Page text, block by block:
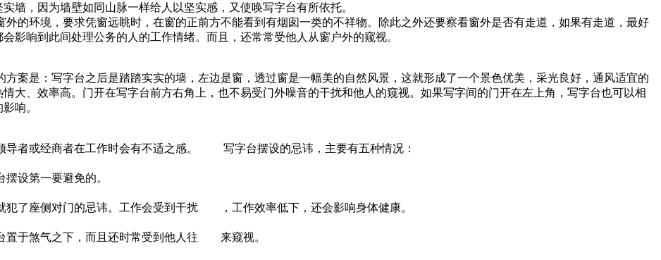
墙，因为墙壁如同山脉一样给人以坚实感，又使唤写字台有所依托。
环境，要求凭窗远眺时，在窗的正前方不能看到有烟囱一类的不祥物。除此之外还要察看窗外是否有走道，如果有走道，最好
影响到此间处理公务的人的工作情绪。而且，还常常受他人从窗户外的窥视。
：写字台之后是踏踏实实的墙，左边是窗，透过窗是一幅美的自然风景，这就形成了一个景色优美，采光良好，通风适宜的
大、效率高。门开在写字台前方右角上，也不易受门外噪音的干扰和他人的窥视。如果写字间的门开在左上角，写字台也可以相
响。
者或经商者在工作时会有不适之感。 写字台摆设的忌讳，主要有五种情况：
设第一要避免的。
座侧对门的忌讳。工作会受到干扰 ，工作效率低下，还会影响身体健康。
于煞气之下，而且还时常受到他人往 来窥视。